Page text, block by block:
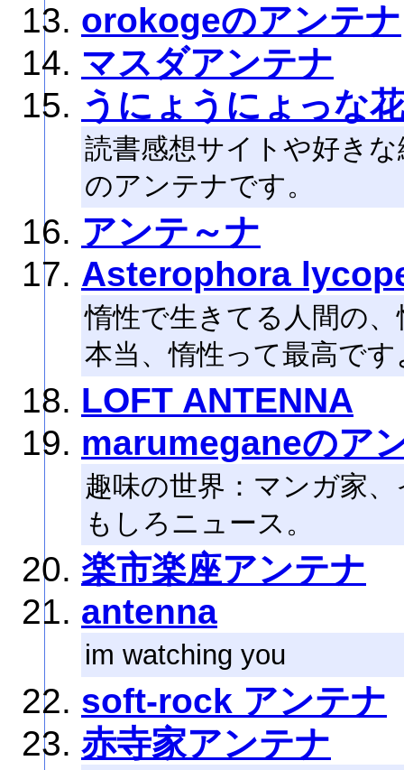
orokogeのアンテナ
マスダアンテナ
うにょうにょっな
読書感想サイトや好き
のアンテナです。
アンテ～ナ
Asterophora
惰性で生きてる人間の
本当、惰性って最高で
LOFT ANTENNA
marumeganeのア
趣味の世界：マンガ家
もしろニュース。
楽市楽座アンテナ
antenna
im watching you
soft-rock アンテナ
赤寺家アンテナ